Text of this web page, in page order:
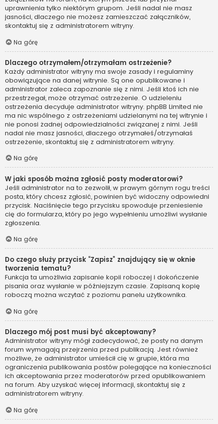
uprawnienia tylko niektórym grupom. Jeśli nadal nie masz
jasności, dlaczego nie możesz zamieszczać załączników,
skontaktuj się z administratorem witryny.
Na górę
Dlaczego otrzymałem/otrzymałam ostrzeżenie?
Każdy administrator witryny ma swoje zasady i regulaminy
obowiązujące na danej witrynie. Są one opublikowane i
administrator zaleca zapoznanie się z nimi. Jeśli ktoś ich nie
przestrzegał, może otrzymać ostrzeżenie. O udzieleniu
ostrzeżenia decyduje administrator witryny. phpBB Limited nie
ma nic wspólnego z ostrzeżeniami udzielanymi na tej witrynie i
nie ponosi żadnej odpowiedzialności związanej z nimi. Jeśli
nadal nie masz jasności, dlaczego otrzymałeś/otrzymałaś
ostrzeżenie, skontaktuj się z administratorem witryny.
Na górę
W jaki sposób można zgłosić posty moderatorowi?
Jeśli administrator na to zezwolił, w prawym górnym rogu treści
posta, który chcesz zgłosić, powinien być widoczny odpowiedni
przycisk. Naciśnięcie tego przycisku spowoduje przeniesienie
cię do formularza, który po jego wypełnieniu umożliwi wysłanie
zgłoszenia.
Na górę
Do czego służy przycisk “Zapisz” znajdujący się w oknie
tworzenia tematu?
Funkcja ta umożliwia zapisanie kopii roboczej i dokończenie
pisania oraz wysłanie w późniejszym czasie. Zapisaną kopię
roboczą można wczytać z poziomu panelu użytkownika.
Na górę
Dlaczego mój post musi być akceptowany?
Administrator witryny mógł zadecydować, że posty na danym
forum wymagają przejrzenia przed publikacją. Jest również
możliwe, że administrator umieścił cię w grupie, która ma
ograniczenia publikowania postów polegające na konieczności
ich akceptowania przez moderatorów przed opublikowaniem
na forum. Aby uzyskać więcej informacji, skontaktuj się z
administratorem witryny.
Na górę